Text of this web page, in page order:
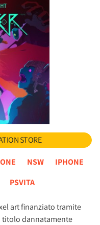
STORE
NSW
IPHONE
PSVITA
art finanziato tramite
dannatamente